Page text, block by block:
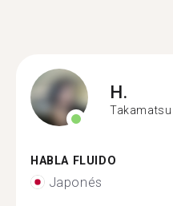
H.
Takamatsu
HABLA FLUIDO
Japonés